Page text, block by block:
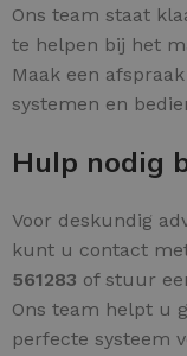
Ons team staat
te helpen bij het
Maak een
systemen en
Hulp nodig
Voor deskundig
kunt u contact
561283 of stuur
Ons team helpt u
perfecte systeem